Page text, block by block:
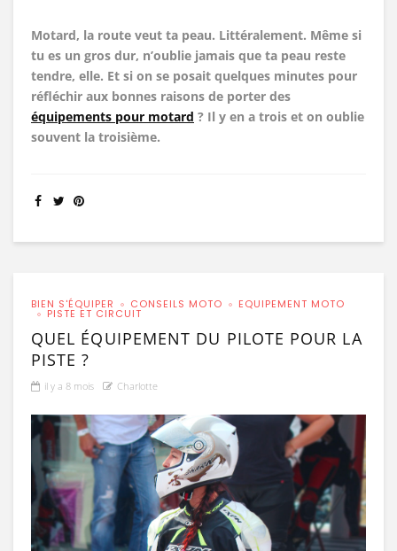
Motard, la route veut ta peau. Littéralement. Même si
tu es un gros dur, n’oublie jamais que ta peau reste
tendre, elle. Et si on se posait quelques minutes pour
réfléchir aux bonnes raisons de porter des
équipements pour motard ? Il y en a trois et on oublie
souvent la troisième.
BIEN S'ÉQUIPER CONSEILS MOTO EQUIPEMENT MOTO
PISTE ET CIRCUIT
QUEL ÉQUIPEMENT DU PILOTE POUR LA
PISTE ?
il y a 8 mois Charlotte